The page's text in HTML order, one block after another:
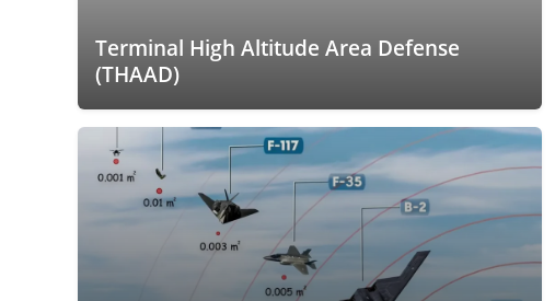
Terminal High Altitude Area Defense
(THAAD)